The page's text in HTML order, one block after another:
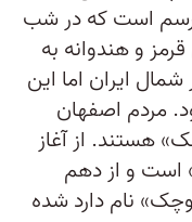
رسم است که در شب
و هندوانه به
ایران اما این
مردم اصفهان
هستند. از آغاز
است و از دهم
نام‌ دارد شده